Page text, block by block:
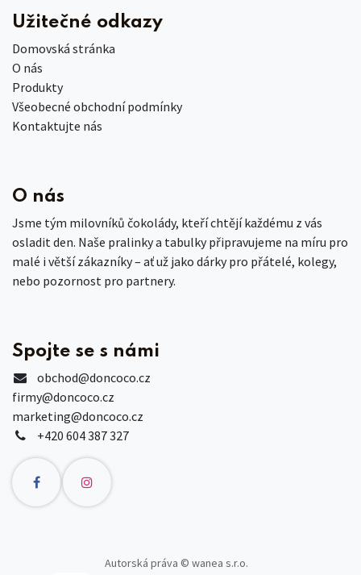
Užitečné odkazy
Domovská stránka
O nás
Produkty
Všeobecné obchodní podmínky
Kontaktujte nás
O nás
Jsme tým milovníků čokolády, kteří chtějí každému z vás
osladit den. Naše pralinky a tabulky připravujeme na míru pro
malé i větší zákazníky – ať už jako dárky pro přátelé, kolegy,
nebo pozornost pro partnery.
Spojte se s námi
obchod@doncoco.cz
firmy@doncoco.cz
marketing@doncoco.cz
+420 604 387 327
Autorská práva © wanea s.r.o.